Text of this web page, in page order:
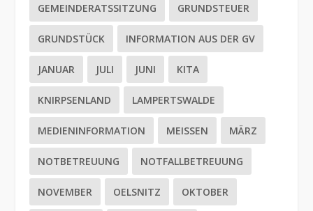
GEMEINDERATSSITZUNG GRUNDSTEUER
GRUNDSTÜCK INFORMATION AUS DER GV
JANUAR JULI JUNI KITA
KNIRPSENLAND LAMPERTSWALDE
MEDIENINFORMATION MEISSEN MÄRZ
NOTBETREUUNG NOTFALLBETREUUNG
NOVEMBER OELSNITZ OKTOBER